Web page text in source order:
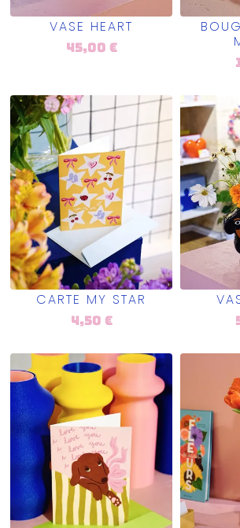
VASE HEART
45,00 €
CARTE MY STAR
4,50 €